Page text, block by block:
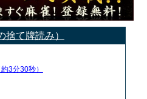
て牌読み）
約3分30秒）